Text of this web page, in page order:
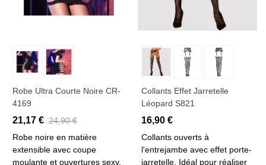
Robe Ultra Courte Noire CR-
4169
21,17 € 24,90 €
Robe noire en matière
extensible avec coupe
moulante et ouvertures sexy.
Collants Effet Jarretelle
Léopard S821
16,90 €
Collants ouverts à
l'entrejambe avec effet porte-
jarretelle. Idéal pour réaliser